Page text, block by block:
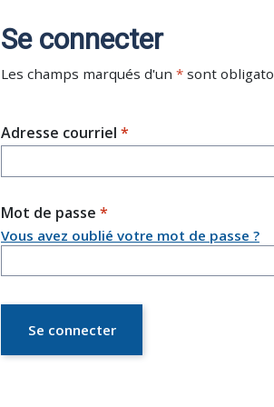
Se connecter
Les champs marqués d'un * sont
Adresse courriel
Mot de passe
Vous avez oublié votre mot de passe ?
Se connecter